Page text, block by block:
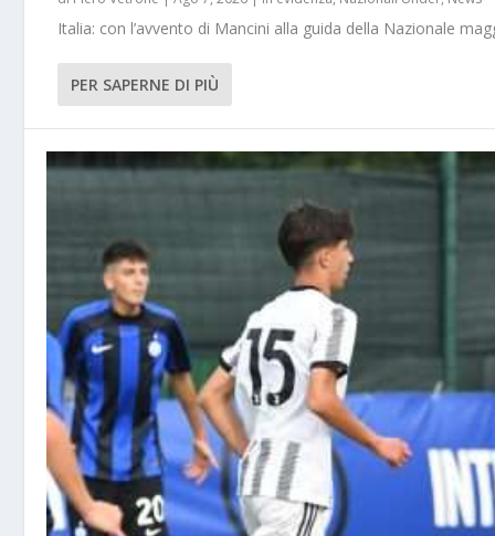
Italia: con l’avvento di Mancini alla guida della Nazionale
PER SAPERNE DI PIÙ